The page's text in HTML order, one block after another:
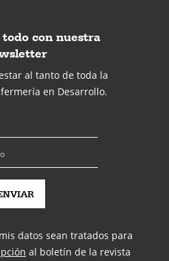
con nuestra
al tanto de toda la
en Desarrollo.
datos sean tratados para
al boletín de la revista